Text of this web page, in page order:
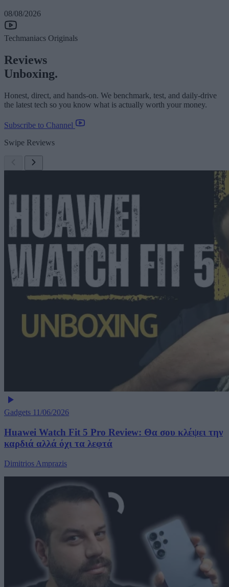
08/08/2026
Techmaniacs Originals
Reviews
Unboxing.
Honest, direct, and hands-on. We benchmark, test, and daily-drive
the latest tech so you know what is actually worth your money.
Subscribe to Channel
Swipe Reviews
Gadgets 11/06/2026
Huawei Watch Fit 5 Pro Review: Θα σου κλέψει την
καρδιά αλλά όχι τα λεφτά
Dimitrios Amprazis